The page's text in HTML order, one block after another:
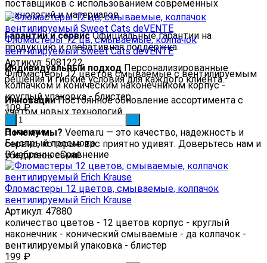
поставщиков с использованием современных
технологий и материалов.
Гарантии и сервисОфициальные гарантии на
продукцию и оперативная поддержка.
Индивидуальный подход Персонализированные
решения и гибкие условия для каждого клиента.
ИнновацииПостоянное обновление ассортимента с
учетом новых технологий.
Почему мы? Veema.ru — это качество, надежность и
сервис, которые вас приятно удивят. Доверьтесь нам и
убедитесь сами!
Фломастеры 12 цв, смываемые, колпачок
вентилируемый Sweet Cats deVENTE
Артикул: 5081222
Фломастеры 12 цветов смываемые с вентилируемым
колпачком и коническим наконечником корпус -
круглый упаковка - блистер
109₽
В наличии
Быстрый просмотр
В избранноеСравнение
Фломастеры 12 цветов, смываемые, колпачок
вентилируемый Erich Krause
Артикул: 47880
количество цветов - 12 цветов корпус - круглый
наконечник - конический смываемые - да колпачок -
вентилируемый упаковка - блистер
199 ₽